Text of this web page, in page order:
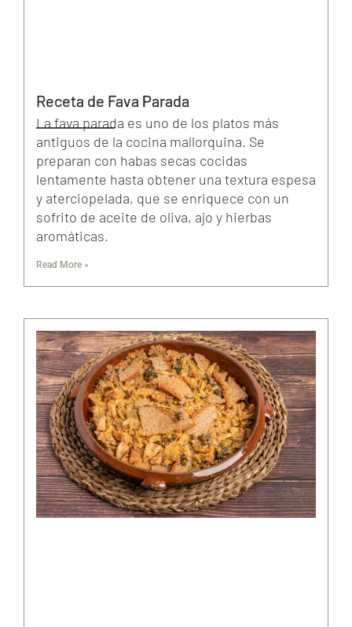
Receta de Fava Parada
La fava parada es uno de los platos más
antiguos de la cocina mallorquina. Se
preparan con habas secas cocidas
lentamente hasta obtener una textura espesa
y aterciopelada, que se enriquece con un
sofrito de aceite de oliva, ajo y hierbas
aromáticas.
Read More »